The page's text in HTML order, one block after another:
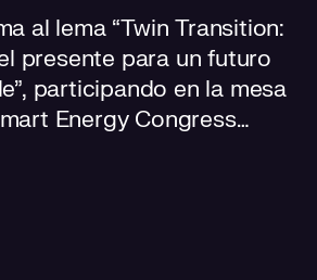
al lema “Twin Transition:
presente para un futuro
participando en la mesa
Energy Congress